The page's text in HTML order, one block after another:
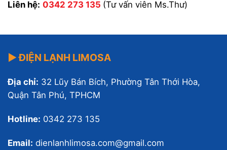
Liên hệ: 0342 273 135 (Tư vấn viên Ms.Thư)
▶ ĐIỆN LẠNH LIMOSA
Địa chỉ: 32 Lũy Bán Bích, Phường Tân Thới Hòa,
Quận Tân Phú, TPHCM
Hotline: 0342 273 135
Email: dienlanhlimosa.com@gmail.com